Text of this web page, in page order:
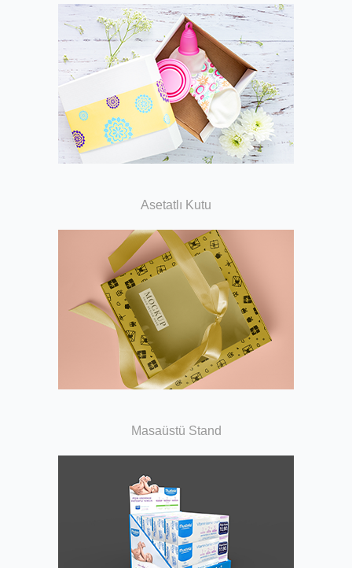
Asetatlı Kutu
Masaüstü Stand